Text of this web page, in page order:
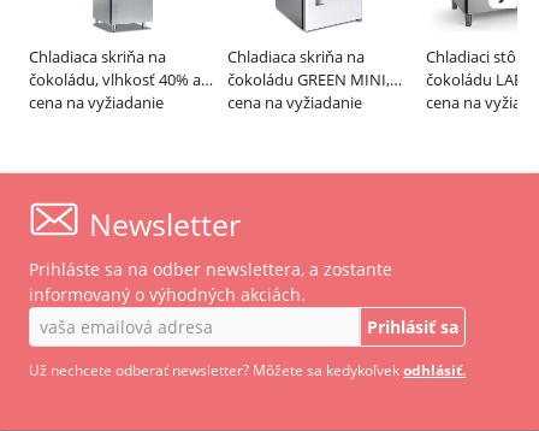
Chladiaca skriňa na
čokoládu, vlhkosť 40% až
60% – EVERLASTING
cena na vyžiadanie
Chladiaca skriňa na
čokoládu GREEN MINI,
vlhkosť 40% až 60% –
cena na vyžiadanie
Chladiaci stôl
čokoládu
línia 800 –
cena na
Newsletter
Prihláste sa na odber newslettera, a zostante
informovaný o výhodných akciách.
Prihlásiť sa
Už nechcete odberať newsletter? Môžete sa kedykoľvekodhlásiť.